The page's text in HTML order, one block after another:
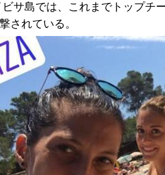
島では、これまでトップチ
されている。